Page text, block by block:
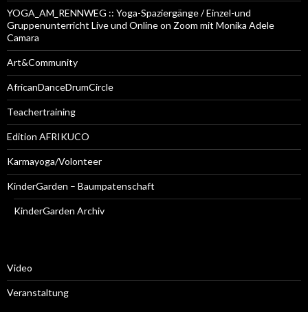
YOGA_AM_RENNWEG :: Yoga-Spaziergänge / Einzel-und
Gruppenunterricht Live und Online on Zoom mit Monika Adele
Camara
Art&Community
AfricanDanceDrumCircle
Teachertraining
Edition AFRIKUCO
Karmayoga/Volonteer
KinderGarden – Baumpatenschaft
KinderGarden Archiv
Video
Veranstaltung